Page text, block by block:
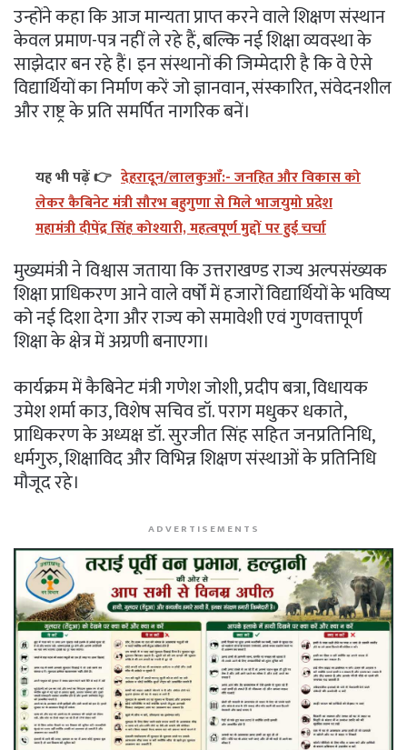
उन्होंने कहा कि आज मान्यता प्राप्त करने वाले शिक्षण संस्थान
केवल प्रमाण-पत्र नहीं ले रहे हैं, बल्कि नई शिक्षा व्यवस्था के
साझेदार बन रहे हैं। इन संस्थानों की जिम्मेदारी है कि वे ऐसे
विद्यार्थियों का निर्माण करें जो ज्ञानवान, संस्कारित, संवेदनशील
और राष्ट्र के प्रति समर्पित नागरिक बनें।
यह भी पढ़ें 👉 देहरादून/लालकुआँ:- जनहित और विकास को
लेकर कैबिनेट मंत्री सौरभ बहुगुणा से मिले भाजयुमो प्रदेश
महामंत्री दीपेंद्र सिंह कोश्यारी, महत्वपूर्ण मुद्दों पर हुई चर्चा
मुख्यमंत्री ने विश्वास जताया कि उत्तराखण्ड राज्य अल्पसंख्यक
शिक्षा प्राधिकरण आने वाले वर्षों में हजारों विद्यार्थियों के भविष्य
को नई दिशा देगा और राज्य को समावेशी एवं गुणवत्तापूर्ण
शिक्षा के क्षेत्र में अग्रणी बनाएगा।
कार्यक्रम में कैबिनेट मंत्री गणेश जोशी, प्रदीप बत्रा, विधायक
उमेश शर्मा काउ, विशेष सचिव डॉ. पराग मधुकर धकाते,
प्राधिकरण के अध्यक्ष डॉ. सुरजीत सिंह सहित जनप्रतिनिधि,
धर्मगुरु, शिक्षाविद और विभिन्न शिक्षण संस्थाओं के प्रतिनिधि
मौजूद रहे।
ADVERTISEMENTS